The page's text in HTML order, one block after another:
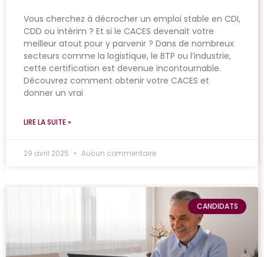
Vous cherchez à décrocher un emploi stable en CDI,
CDD ou intérim ? Et si le CACES devenait votre
meilleur atout pour y parvenir ? Dans de nombreux
secteurs comme la logistique, le BTP ou l’industrie,
cette certification est devenue incontournable.
Découvrez comment obtenir votre CACES et
donner un vrai
LIRE LA SUITE »
29 avril 2025 Aucun commentaire
CANDIDATS